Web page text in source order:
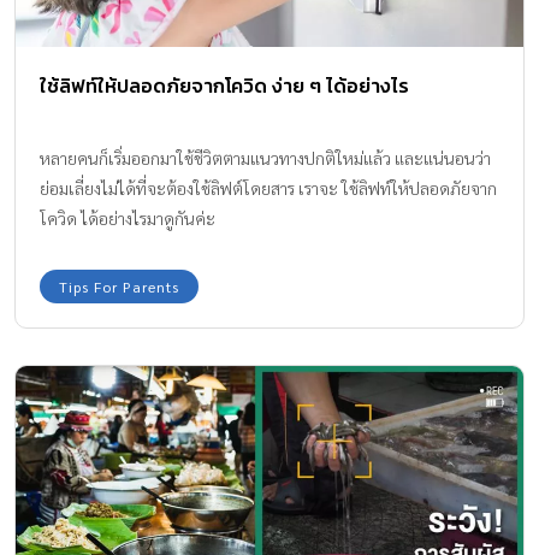
ใช้ลิฟท์ให้ปลอดภัยจากโควิด ง่าย ๆ ได้อย่างไร
หลายคนก็เริ่มออกมาใช้ชีวิตตามแนวทางปกติใหม่แล้ว และแน่นอนว่า
ย่อมเลี่ยงไม่ได้ที่จะต้องใช้ลิฟต์โดยสาร เราจะ ใช้ลิฟท์ให้ปลอดภัยจาก
โควิด ได้อย่างไรมาดูกันค่ะ
Tips For Parents